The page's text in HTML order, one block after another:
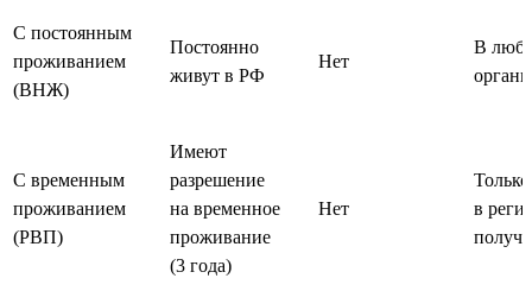
С постоянным
проживанием
(ВНЖ)
Постоянно
живут в РФ
Нет
В
С временным
проживанием
(РВП)
Имеют
разрешение
на временное
проживание
(3 года)
Нет
Только
в